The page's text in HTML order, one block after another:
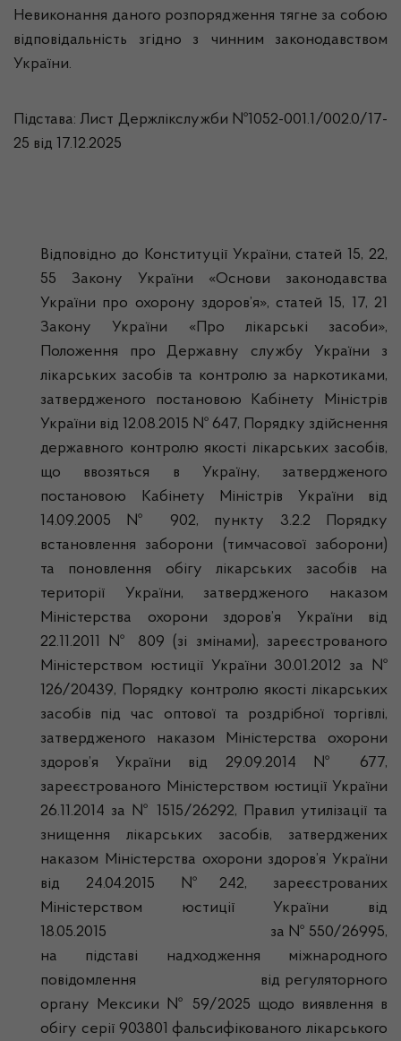
Невиконання даного розпорядження тягне за собою
відповідальність згідно з чинним законодавством
України.
Підстава: Лист Держлікслужби №1052-001.1/002.0/17-
25 від 17.12.2025
Відповідно до Конституції України, статей 15, 22,
55 Закону України «Основи законодавства
України про охорону здоров’я», статей 15, 17, 21
Закону України «Про лікарські засоби»,
Положення про Державну службу України з
лікарських засобів та контролю за наркотиками,
затвердженого постановою Кабінету Міністрів
України від 12.08.2015 № 647, Порядку здійснення
державного контролю якості лікарських засобів,
що ввозяться в Україну, затвердженого
постановою Кабінету Міністрів України від
14.09.2005 № 902, пункту 3.2.2 Порядку
встановлення заборони (тимчасової заборони)
та поновлення обігу лікарських засобів на
території України, затвердженого наказом
Міністерства охорони здоров’я України від
22.11.2011 № 809 (зі змінами), зареєстрованого
Міністерством юстиції України 30.01.2012 за №
126/20439, Порядку контролю якості лікарських
засобів під час оптової та роздрібної торгівлі,
затвердженого наказом Міністерства охорони
здоров’я України від 29.09.2014 № 677,
зареєстрованого Міністерством юстиції України
26.11.2014 за № 1515/26292, Правил утилізації та
знищення лікарських засобів, затверджених
наказом Міністерства охорони здоров’я України
від 24.04.2015 №242, зареєстрованих
Міністерством юстиції України від
18.05.2015 за № 550/26995,
на підставі надходження міжнародного
повідомлення від регуляторного
органу Мексики № 59/2025 щодо виявлення в
обігу серії 903801 фальсифікованого лікарського